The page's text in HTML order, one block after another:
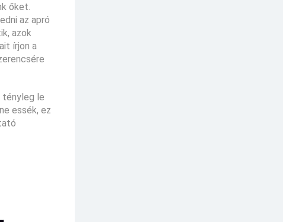
őket.
az apró
azok
írjon a
tényleg le
essék, ez